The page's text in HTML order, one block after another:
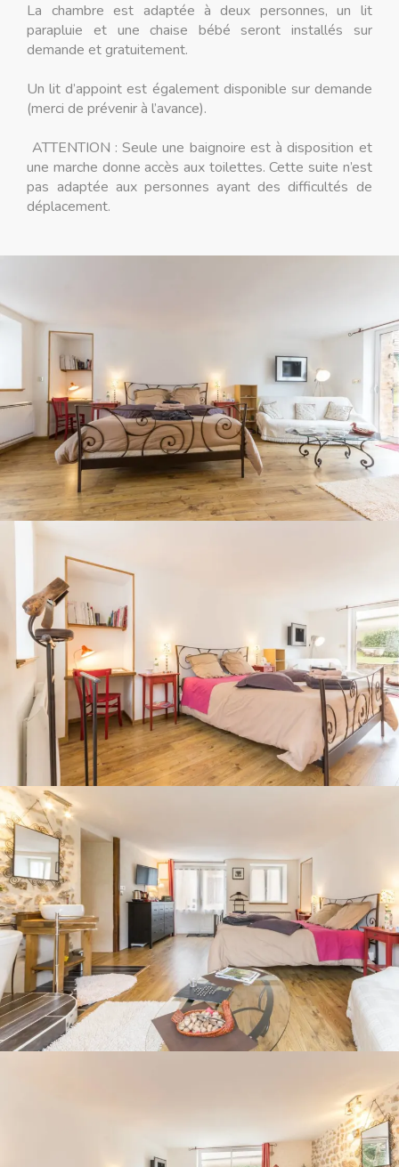
La chambre est adaptée à deux personnes, un lit
parapluie et une chaise bébé seront installés sur
demande et gratuitement.
Un lit d’appoint est également disponible sur demande
(merci de prévenir à l’avance).
ATTENTION : Seule une baignoire est à disposition et
une marche donne accès aux toilettes. Cette suite n’est
pas adaptée aux personnes ayant des difficultés de
déplacement.